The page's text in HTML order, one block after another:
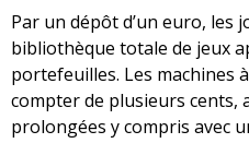
Par un dépôt d’un euro, les
bibliothèque totale de jeux
portefeuilles. Les machines
compter de plusieurs cents,
prolongées y compris avec